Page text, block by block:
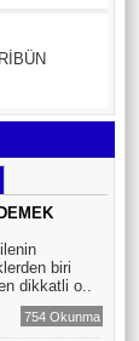
biri
dikkatli o..
754 Okunma